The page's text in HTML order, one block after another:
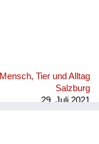
Mensch, Tier und Alltag
Salzburg
29. Juli 2021